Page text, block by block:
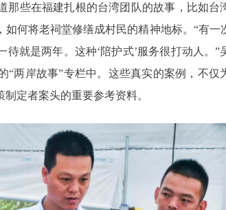
那些在福建扎根的台湾团队的故事，比如台
何将老祠堂修缮成村民的精神地标。“有一
就是两年。这种‘陪护式’服务很打动人。”
“两岸故事”专栏中。这些真实的案例，不仅
定者案头的重要参考资料。